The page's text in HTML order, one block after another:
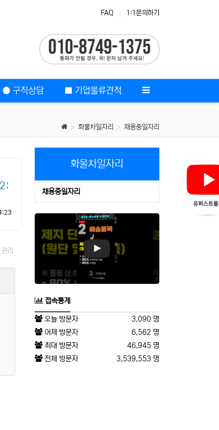
FAQ 1:1문의하기
● 구직상담 ■ 기업물류견적
화물차일자리 채용중일자리
관리
화물차일자리
채용중일자리
접속통계
오늘 방문자
3,090 명
어제 방문자
6,562 명
최대 방문자
46,945 명
전체 방문자
3,539,553 명